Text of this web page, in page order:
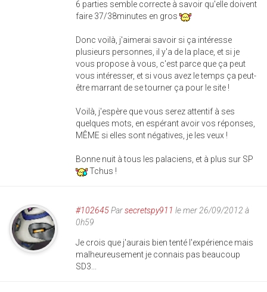
6 parties semble correcte à savoir qu'elle doivent
faire 37/38minutes en gros
Donc voilà, j'aimerai savoir si ça intéresse
plusieurs personnes, il y'a de la place, et si je
vous propose à vous, c'est parce que ça peut
vous intéresser, et si vous avez le temps ça peut-
être marrant de se tourner ça pour le site !
Voilà, j'espère que vous serez attentif à ses
quelques mots, en espérant avoir vos réponses,
MÊME si elles sont négatives, je les veux !
Bonne nuit à tous les palaciens, et à plus sur SP
Tchus !
#102645Parsecretspy911 le mer 26/09/2012 à
0h59
Je crois que j'aurais bien tenté l'expérience mais
malheureusement je connais pas beaucoup
SD3...